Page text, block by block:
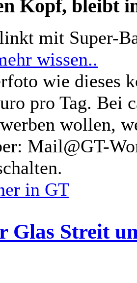
Kopf, bleibt
mit Super-
wissen..
wie dieses
pro Tag. Bei
wollen,
Mail@GT-
in GT
Glas Streit